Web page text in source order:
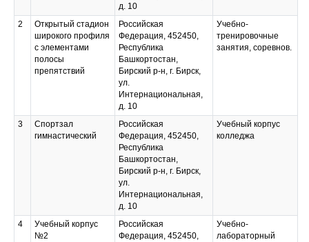
д. 10
2
Открытый стадион
широкого профиля
с элементами
полосы
препятствий
Российская
Федерация, 452450,
Республика
Башкортостан,
Бирский р-н, г. Бирск,
ул.
Интернациональная,
д. 10
Учебно-
тренировочные
занятия, соревнов.
3
Спортзал
гимнастический
Российская
Федерация, 452450,
Республика
Башкортостан,
Бирский р-н, г. Бирск,
ул.
Интернациональная,
д. 10
Учебный корпус
колледжа
4
Учебный корпус
№2
Российская
Федерация, 452450,
Учебно-
лабораторный